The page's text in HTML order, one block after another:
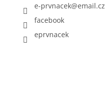
e-prvnacek@email.cz
facebook
eprvnacek